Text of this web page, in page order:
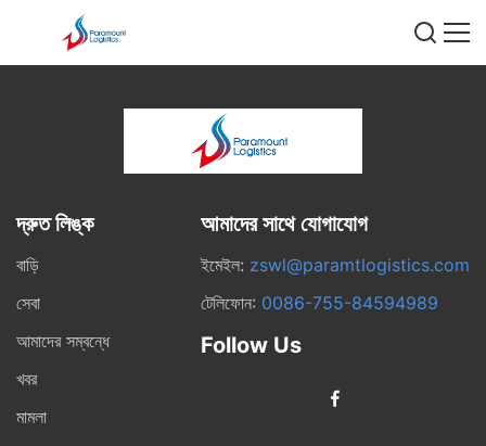
দ্রুত লিঙ্ক
বাড়ি
সেবা
আমাদের সম্বন্ধে
খবর
মামলা
আমাদের সাথে যোগাযোগ
ইমেইল: zswl@paramtlogistics.com
টেলিফোন: 0086-755-84594989
Follow Us